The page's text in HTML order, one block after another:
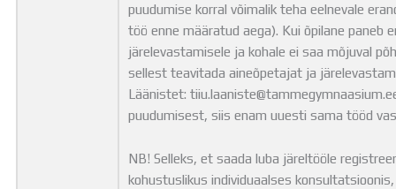
puudumise korral võimalik teha eelnevale
töö enne määratud aega). Kui õpilane paneb
järelevastamisele ja kohale ei saa mõjuval
sellest teavitada aineõpetajat ja
Läänistet:
puudumisest, siis enam uuesti sama tööd
NB! Selleks, et saada luba järeltööle
kohustuslikus individuaalses